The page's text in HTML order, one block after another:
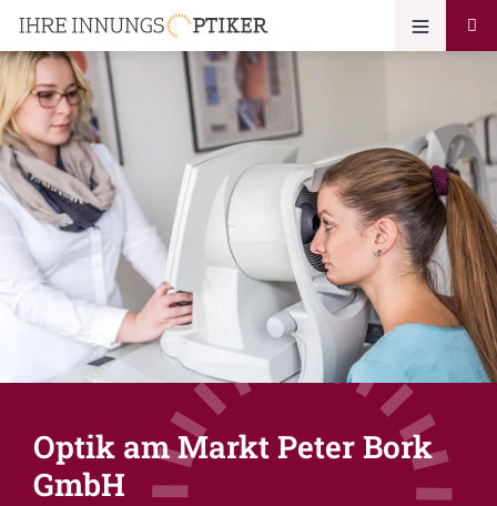
Optik am Markt Peter Bork
GmbH